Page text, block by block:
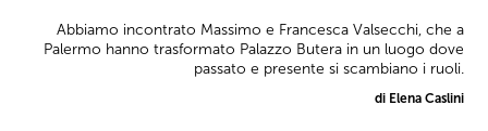
Abbiamo incontrato Massimo e Francesca Valsecchi, che a
Palermo hanno trasformato Palazzo Butera in un luogo dove
passato e presente si scambiano i ruoli.
di Elena Caslini